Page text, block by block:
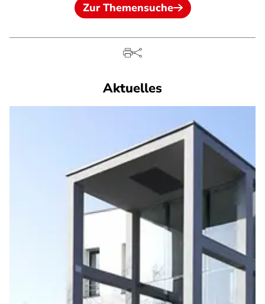
Zur Themensuche
Aktuelles